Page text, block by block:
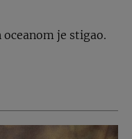
je stigao.